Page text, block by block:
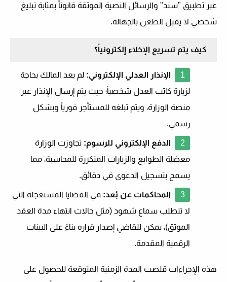
عبر تطبيق "سند" والرسائل النصية الموثقة قانوناً بمثابة تبليغ
شخصي لا يقبل الطعن بالجهالة.
كيف يتم تسريع الإخلاء إلكترونياً؟
الإنذار العدلي الإلكتروني: لم يعد المالك بحاجة
لزيارة كاتب العدل شخصياً؛ حيث يتم إرسال الإنذار عبر
منصة الوزارة، ويتم تبلغه للمستأجر فورياً وبشكل
رسمي.
الدفع الإلكتروني للرسوم: تجاوزت الوزارة
معضلة الطوابع والزيارات المتكررة للمحاسبة، مما
يسمح بتسجيل الدعوى في دقائق.
المحاكمات عن بُعد: في القضايا المستعجلة التي
لا تتطلب سماع شهود (مثل حالات انتهاء مدة العقد
الموثق)، يمكن للقاضي إصدار قراره بناءً على البينات
الرقمية المقدمة.
هذه الإجراءات قلصت المدة الزمنية المتوقعة للحصول على